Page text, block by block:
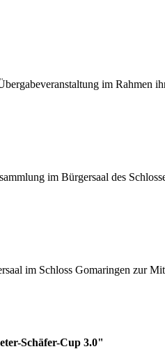
im Rahmen
im Bürgersaal des
im Schloss Gomaringen zur
Schäfer-Cup 3.0"